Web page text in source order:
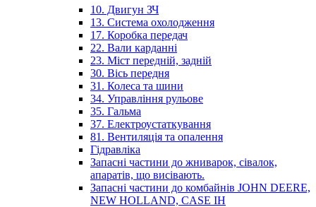
10. Двигун ЗЧ
13. Система охолодження
17. Коробка передач
22. Вали карданні
23. Міст передній, задній
30. Вісь передня
31. Колеса та шини
34. Управління рульове
35. Гальма
37. Електроустаткування
81. Вентиляція та опалення
Гідравліка
Запасні частини до жниварок, сівалок,
апаратів, що висівають.
Запасні частини до комбайнів JOHN DEERE,
NEW HOLLAND, CASE IH